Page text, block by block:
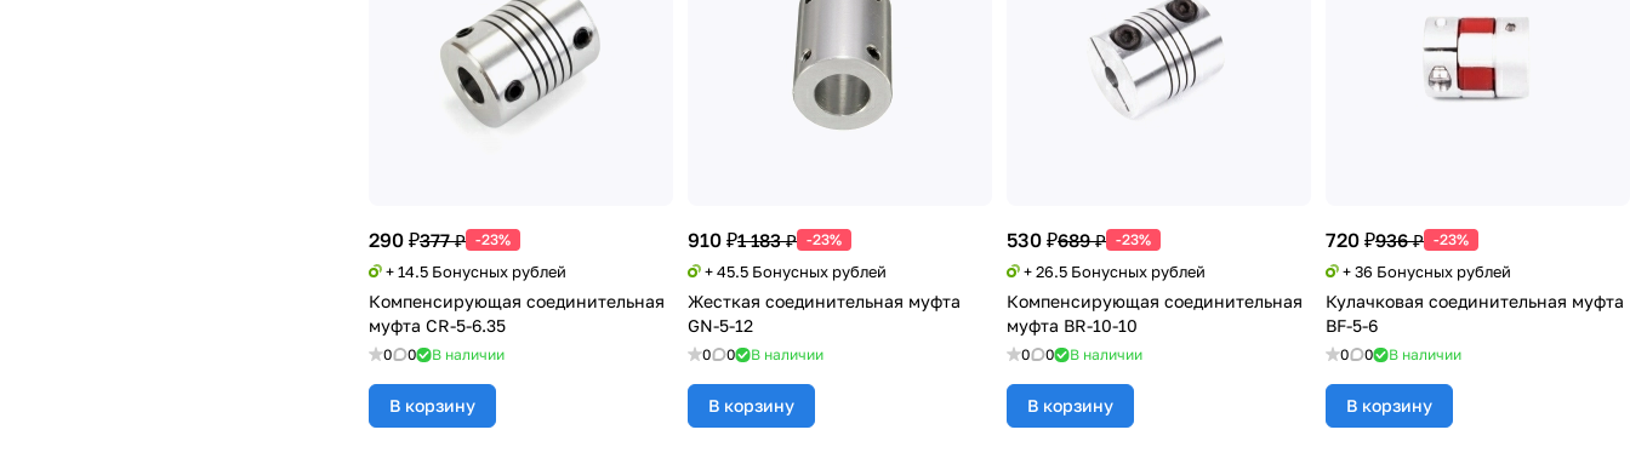
290 ₽377 ₽ -23%
+ 14.5 Бонусных рублей
Компенсирующая соединительная
муфта CR-5-6.35
0 0 В наличии
В корзину
910 ₽1 183 ₽ -23%
+ 45.5 Бонусных рублей
Жесткая соединительная муфта
GN-5-12
0 0 В наличии
В корзину
530 ₽689 ₽ -23%
+ 26.5 Бонусных рублей
Компенсирующая соединительная
муфта BR-10-10
0 0 В наличии
В корзину
720 ₽936 ₽ -23%
+ 36 Бонусных рублей
Кулачковая соединительная муфта
BF-5-6
0 0 В наличии
В корзину